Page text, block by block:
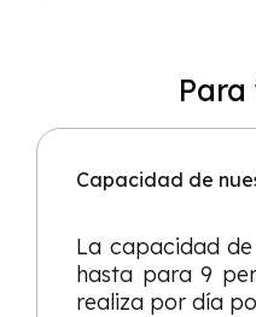
Capacidad de
La capacidad
hasta para 9
realiza por día